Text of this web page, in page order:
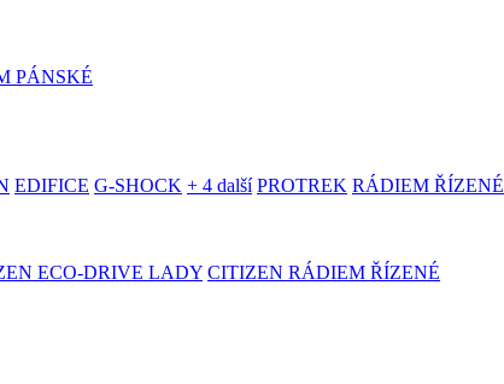
PÁNSKÉ
EDIFICE G-SHOCK + 4 další PROTREK RÁDIEM ŘÍZENÉ
ECO-DRIVE LADY CITIZEN RÁDIEM ŘÍZENÉ